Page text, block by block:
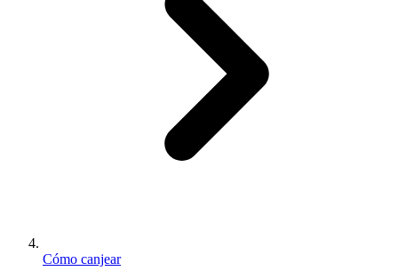
Cómo canjear